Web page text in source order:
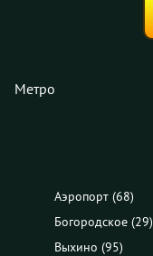
Метро
Аэропорт (68)
Богородское (29)
Выхино (95)